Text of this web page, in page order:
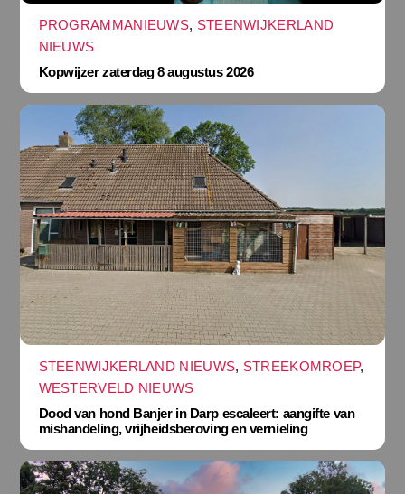
PROGRAMMANIEUWS, STEENWIJKERLAND
NIEUWS
Kopwijzer zaterdag 8 augustus 2026
STEENWIJKERLAND NIEUWS, STREEKOMROEP,
WESTERVELD NIEUWS
Dood van hond Banjer in Darp escaleert: aangifte van
mishandeling, vrijheidsberoving en vernieling